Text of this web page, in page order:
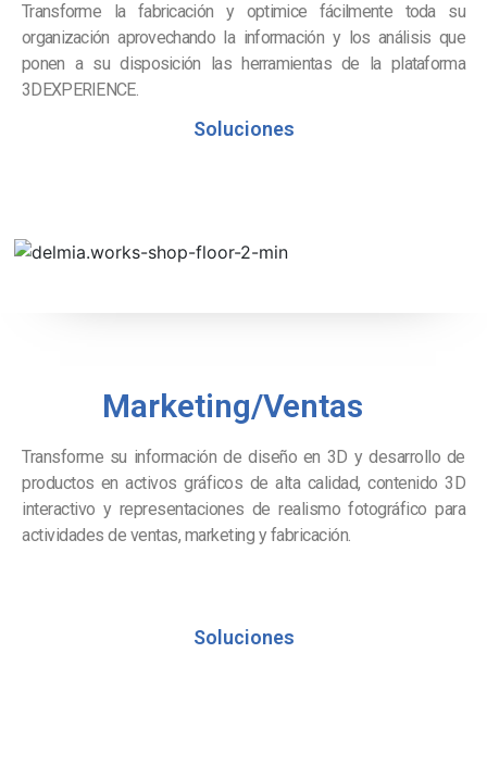
Transforme la fabricación y optimice fácilmente toda su
organización aprovechando la información y los análisis que
ponen a su disposición las herramientas de la plataforma
3DEXPERIENCE.
Soluciones
Marketing/Ventas
Transforme su información de diseño en 3D y desarrollo de
productos en activos gráficos de alta calidad, contenido 3D
interactivo y representaciones de realismo fotográfico para
actividades de ventas, marketing y fabricación.
Soluciones